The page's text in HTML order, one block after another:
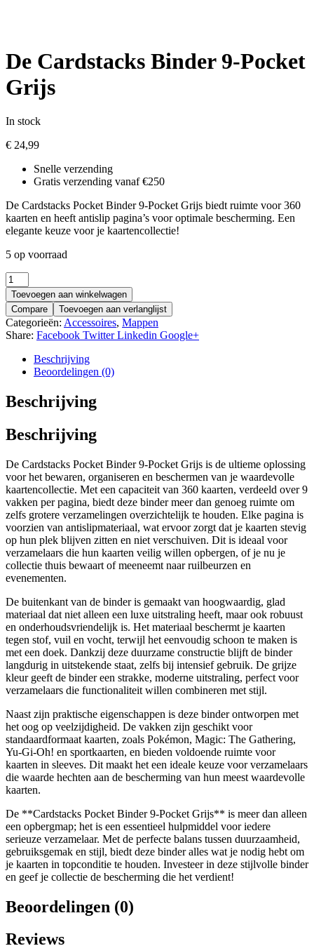
De Cardstacks Binder 9-Pocket
Grijs
In stock
€ 24,99
Snelle verzending
Gratis verzending vanaf €250
De Cardstacks Pocket Binder 9-Pocket Grijs biedt ruimte voor 360
kaarten en heeft antislip pagina’s voor optimale bescherming. Een
elegante keuze voor je kaartencollectie!
5 op voorraad
Quantity:
Toevoegen aan winkelwagen
Compare
Toevoegen aan verlanglijst
Categorieën: Accessoires, Mappen
Share: Facebook Twitter Linkedin Google+
Beschrijving
Beoordelingen (0)
Beschrijving
Beschrijving
De Cardstacks Pocket Binder 9-Pocket Grijs is de ultieme oplossing
voor het bewaren, organiseren en beschermen van je waardevolle
kaartencollectie. Met een capaciteit van 360 kaarten, verdeeld over 9
vakken per pagina, biedt deze binder meer dan genoeg ruimte om
zelfs grotere verzamelingen overzichtelijk te houden. Elke pagina is
voorzien van antislipmateriaal, wat ervoor zorgt dat je kaarten stevig
op hun plek blijven zitten en niet verschuiven. Dit is ideaal voor
verzamelaars die hun kaarten veilig willen opbergen, of je nu je
collectie thuis bewaart of meeneemt naar ruilbeurzen en
evenementen.
De buitenkant van de binder is gemaakt van hoogwaardig, glad
materiaal dat niet alleen een luxe uitstraling heeft, maar ook robuust
en onderhoudsvriendelijk is. Het materiaal beschermt je kaarten
tegen stof, vuil en vocht, terwijl het eenvoudig schoon te maken is
met een doek. Dankzij deze duurzame constructie blijft de binder
langdurig in uitstekende staat, zelfs bij intensief gebruik. De grijze
kleur geeft de binder een strakke, moderne uitstraling, perfect voor
verzamelaars die functionaliteit willen combineren met stijl.
Naast zijn praktische eigenschappen is deze binder ontworpen met
het oog op veelzijdigheid. De vakken zijn geschikt voor
standaardformaat kaarten, zoals Pokémon, Magic: The Gathering,
Yu-Gi-Oh! en sportkaarten, en bieden voldoende ruimte voor
kaarten in sleeves. Dit maakt het een ideale keuze voor verzamelaars
die waarde hechten aan de bescherming van hun meest waardevolle
kaarten.
De **Cardstacks Pocket Binder 9-Pocket Grijs** is meer dan alleen
een opbergmap; het is een essentieel hulpmiddel voor iedere
serieuze verzamelaar. Met de perfecte balans tussen duurzaamheid,
gebruiksgemak en stijl, biedt deze binder alles wat je nodig hebt om
je kaarten in topconditie te houden. Investeer in deze stijlvolle binder
en geef je collectie de bescherming die het verdient!
Beoordelingen (0)
Reviews